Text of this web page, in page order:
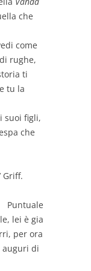
che
come
rughe,
ti
tu la
suoi figli,
che
Griff.
lei è gia
per ora
auguri di